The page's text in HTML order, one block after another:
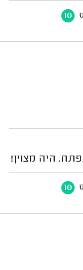
10
היה מצוין!
10